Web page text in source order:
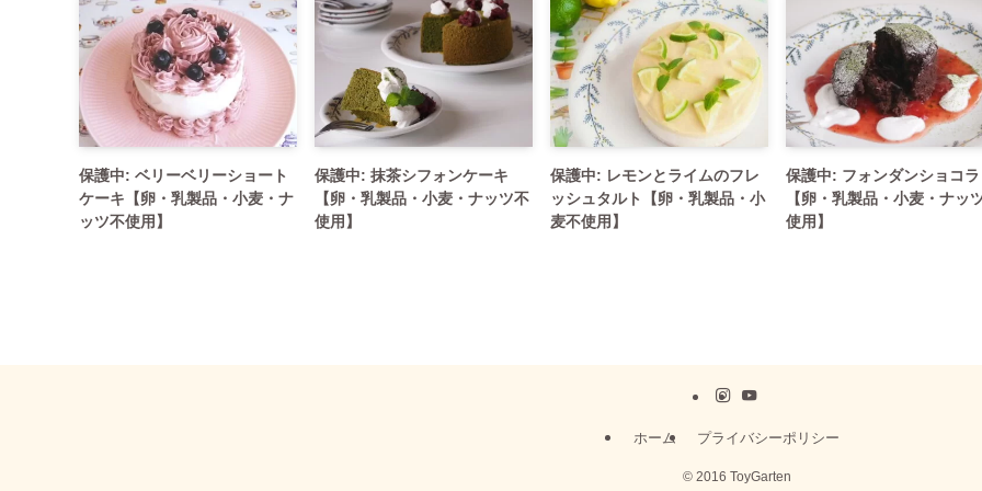
保護中: ベリーベリーショート
ケーキ【卵・乳製品・小麦・ナ
ッツ不使用】
保護中: 抹茶シフォンケーキ
【卵・乳製品・小麦・ナッツ不
使用】
保護中: レモンとライムのフレ
ッシュタルト【卵・乳製品・小
麦不使用】
保護中: フォンダンショコラ
【卵・乳製品・小麦・ナッ
使用】
ホーム プライバシーポリシー
©2016 ToyGarten